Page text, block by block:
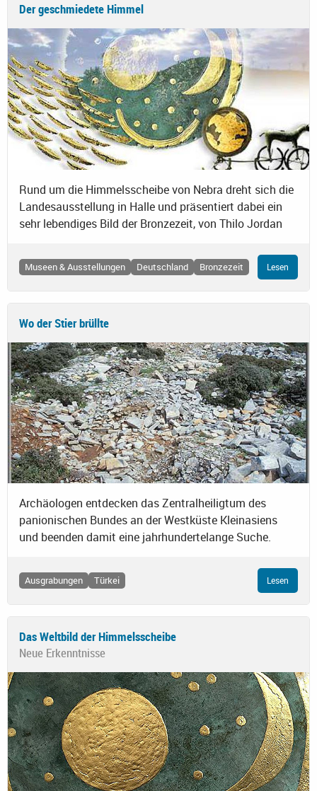
Der geschmiedete Himmel
Rund um die Himmelsscheibe von Nebra dreht sich die
Landesausstellung in Halle und präsentiert dabei ein
sehr lebendiges Bild der Bronzezeit, von Thilo Jordan
Museen & Ausstellungen Deutschland Bronzezeit Lesen
Wo der Stier brüllte
Archäologen entdecken das Zentralheiligtum des
panionischen Bundes an der Westküste Kleinasiens
und beenden damit eine jahrhundertelange Suche.
Ausgrabungen Türkei Lesen
Das Weltbild der Himmelsscheibe
Neue Erkenntnisse